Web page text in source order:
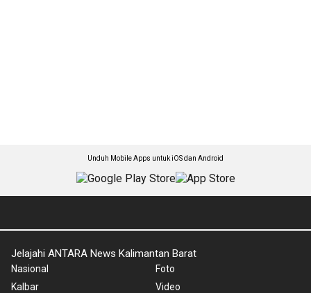
Unduh Mobile Apps untuk iOS dan Android
Jelajahi ANTARA News Kalimantan Barat
Nasional
Kalbar
Foto
Video